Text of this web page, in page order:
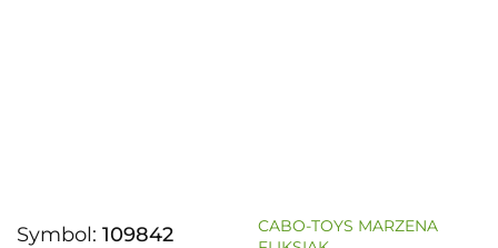
Symbol: 109842
CABO-TOYS MARZENA